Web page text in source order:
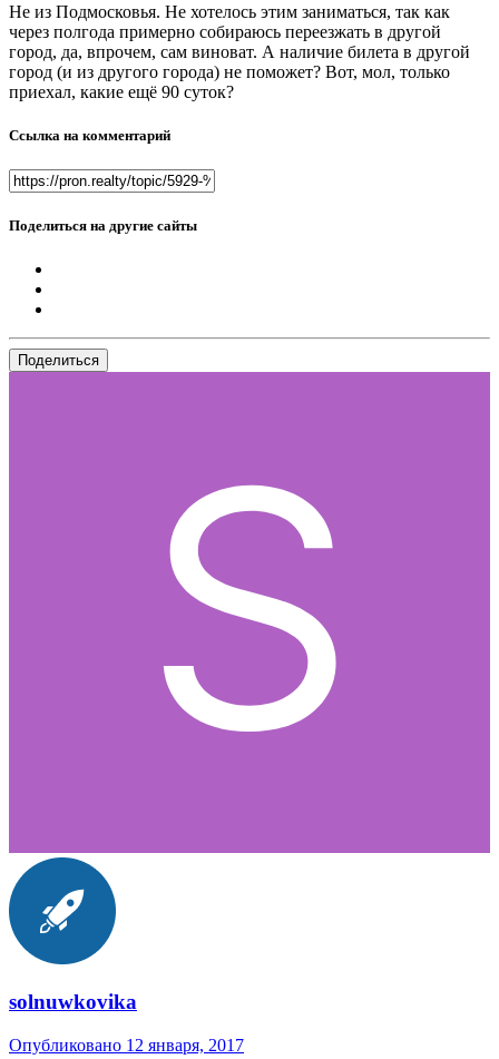
Не из Подмосковья. Не хотелось этим заниматься, так как
через полгода примерно собираюсь переезжать в другой
город, да, впрочем, сам виноват. А наличие билета в другой
город (и из другого города) не поможет? Вот, мол, только
приехал, какие ещё 90 суток?
Ссылка на комментарий
Поделиться на другие сайты
Поделиться
solnuwkovika
Опубликовано 12 января, 2017